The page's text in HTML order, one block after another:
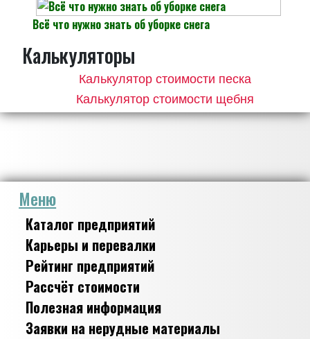
Всё что нужно знать об уборке снега
Калькуляторы
Калькулятор стоимости песка
Калькулятор стоимости щебня
Меню
Каталог предприятий
Карьеры и перевалки
Рейтинг предприятий
Рассчёт стоимости
Полезная информация
Заявки на нерудные материалы